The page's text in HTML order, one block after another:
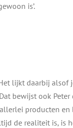
is’.
lijkt daarbij
bewijst ook Peter
producten
de realiteit is, is